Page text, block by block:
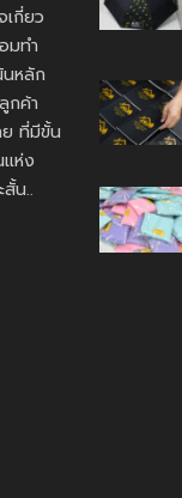
เกี่ยว
มทำ
นหลัก
กค้า
ย ที่มีขั้น
แห่ง
สั้น..